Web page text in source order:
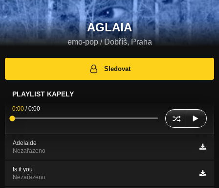
AGLAIA
emo-pop / Dobříš, Praha
Sledovat
PLAYLIST KAPELY
0:00 /0:00
Adelaide
Nezařazeno
Is it you
Nezařazeno